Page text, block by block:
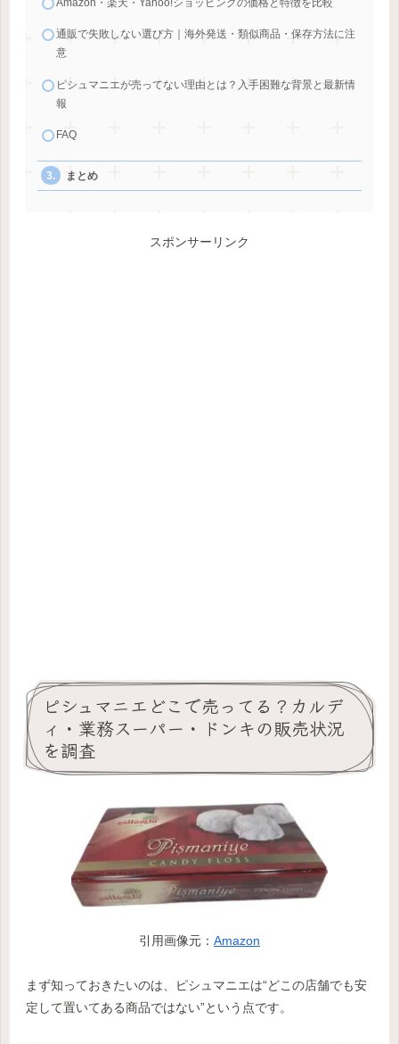
Amazon・楽天・Yahoo!ショッピングの価格と特徴を比較
通販で失敗しない選び方｜海外発送・類似商品・保存方法に注
意
ピシュマニエが売ってない理由とは？入手困難な背景と最新情
報
FAQ
まとめ
スポンサーリンク
ピシュマニエどこで売ってる？カルデ
ィ・業務スーパー・ドンキの販売状況
を調査
引用画像元： Amazon
まず知っておきたいのは、ピシュマニエは“どこの店舗でも安
定して置いてある商品ではない”という点です。